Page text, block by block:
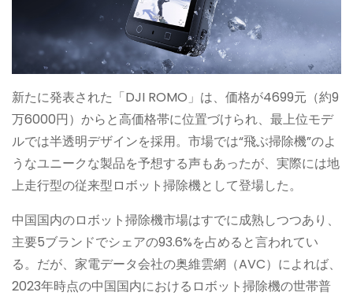
新たに発表された「DJI ROMO」は、価格が4699元（約9
万6000円）からと高価格帯に位置づけられ、最上位モデ
ルでは半透明デザインを採用。市場では“飛ぶ掃除機”のよ
うなユニークな製品を予想する声もあったが、実際には地
上走行型の従来型ロボット掃除機として登場した。
中国国内のロボット掃除機市場はすでに成熟しつつあり、
主要5ブランドでシェアの93.6%を占めると言われてい
る。だが、家電データ会社の奥維雲網（AVC）によれば、
2023年時点の中国国内におけるロボット掃除機の世帯普